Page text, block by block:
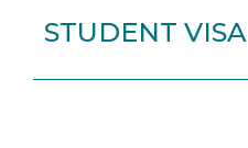
STUDENT VISA